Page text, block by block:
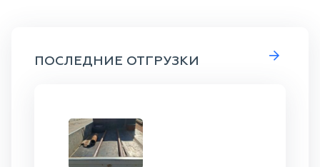
ПОСЛЕДНИЕ ОТГРУЗКИ